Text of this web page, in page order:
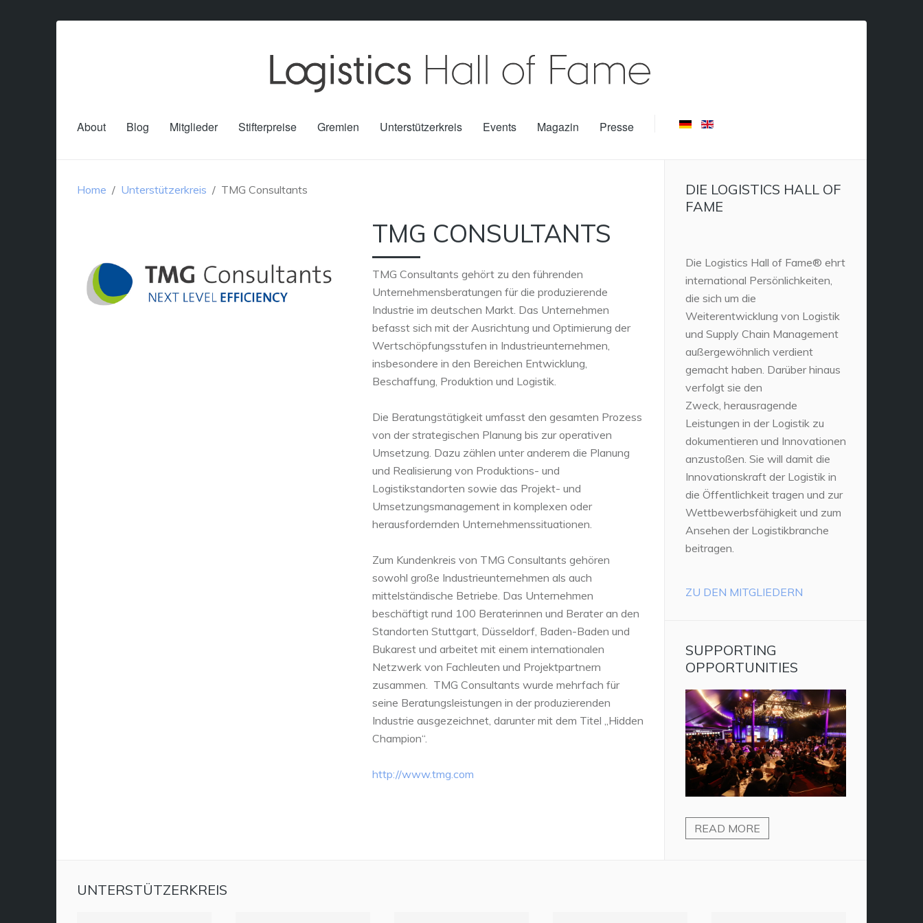
About Blog Mitglieder Stifterpreise Gremien Unterstützerkreis Events Magazin Presse
Home Unterstützerkreis TMG Consultants
TMG CONSULTANTS
TMG Consultants gehört zu den führenden
Unternehmensberatungen für die produzierende
Industrie im deutschen Markt. Das Unternehmen
befasst sich mit der Ausrichtung und Optimierung der
Wertschöpfungsstufen in Industrieunternehmen,
insbesondere in den Bereichen Entwicklung,
Beschaffung, Produktion und Logistik.
Die Beratungstätigkeit umfasst den gesamten Prozess
von der strategischen Planung bis zur operativen
Umsetzung. Dazu zählen unter anderem die Planung
und Realisierung von Produktions- und
Logistikstandorten sowie das Projekt- und
Umsetzungsmanagement in komplexen oder
herausfordernden Unternehmenssituationen.
Zum Kundenkreis von TMG Consultants gehören
sowohl große Industrieunternehmen als auch
mittelständische Betriebe. Das Unternehmen
beschäftigt rund 100 Beraterinnen und Berater an den
Standorten Stuttgart, Düsseldorf, Baden-Baden und
Bukarest und arbeitet mit einem internationalen
Netzwerk von Fachleuten und Projektpartnern
zusammen. TMG Consultants wurde mehrfach für
seine Beratungsleistungen in der produzierenden
Industrie ausgezeichnet, darunter mit dem Titel „Hidden
Champion“.
http://www.tmg.com
DIE LOGISTICS HALL OF
FAME
Die Logistics Hall of Fame® ehrt
international Persönlichkeiten,
die sich um die
Weiterentwicklung von Logistik
und Supply Chain Management
außergewöhnlich verdient
gemacht haben. Darüber hinaus
verfolgt sie den
Zweck, herausragende
Leistungen in der Logistik zu
dokumentieren und Innovationen
anzustoßen. Sie will damit die
Innovationskraft der Logistik in
die Öffentlichkeit tragen und zur
Wettbewerbsfähigkeit und zum
Ansehen der Logistikbranche
beitragen.
ZU DEN MITGLIEDERN
SUPPORTING
OPPORTUNITIES
READ MORE
UNTERSTÜTZERKREIS